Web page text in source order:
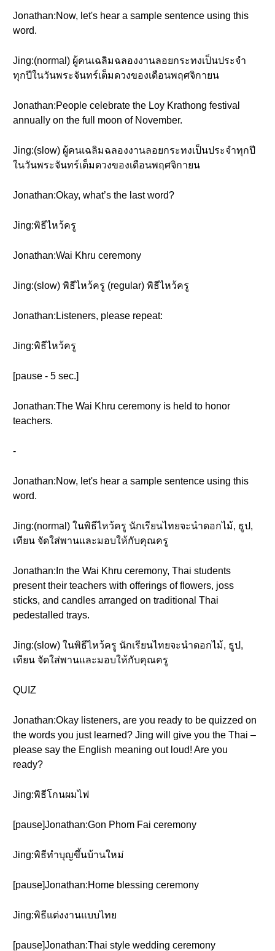
Jonathan:Now, let's hear a sample sentence using this
word.
Jing:(normal) ผู้คนเฉลิมฉลองงานลอยกระทงเป็นประจำ
ทุกปีในวันพระจันทร์เต็มดวงของเดือนพฤศจิกายน
Jonathan:People celebrate the Loy Krathong festival
annually on the full moon of November.
Jing:(slow) ผู้คนเฉลิมฉลองงานลอยกระทงเป็นประจำทุกปี
ในวันพระจันทร์เต็มดวงของเดือนพฤศจิกายน
Jonathan:Okay, what’s the last word?
Jing:พิธีไหว้ครู
Jonathan:Wai Khru ceremony
Jing:(slow) พิธีไหว้ครู (regular) พิธีไหว้ครู
Jonathan:Listeners, please repeat:
Jing:พิธีไหว้ครู
[pause - 5 sec.]
Jonathan:The Wai Khru ceremony is held to honor
teachers.
-
Jonathan:Now, let's hear a sample sentence using this
word.
Jing:(normal) ในพิธีไหว้ครู นักเรียนไทยจะนำดอกไม้, ธูป,
เทียน จัดใส่พานและมอบให้กับคุณครู
Jonathan:In the Wai Khru ceremony, Thai students
present their teachers with offerings of flowers, joss
sticks, and candles arranged on traditional Thai
pedestalled trays.
Jing:(slow) ในพิธีไหว้ครู นักเรียนไทยจะนำดอกไม้, ธูป,
เทียน จัดใส่พานและมอบให้กับคุณครู
QUIZ
Jonathan:Okay listeners, are you ready to be quizzed on
the words you just learned? Jing will give you the Thai –
please say the English meaning out loud! Are you
ready?
Jing:พิธีโกนผมไฟ
[pause]Jonathan:Gon Phom Fai ceremony
Jing:พิธีทำบุญขึ้นบ้านใหม่
[pause]Jonathan:Home blessing ceremony
Jing:พิธีแต่งงานแบบไทย
[pause]Jonathan:Thai style wedding ceremony